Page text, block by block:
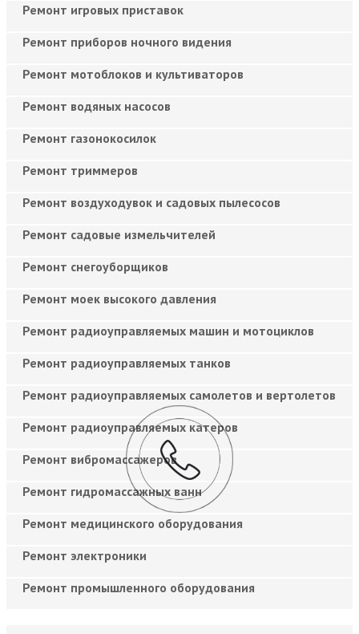
Ремонт игровых приставок
Ремонт приборов ночного видения
Ремонт мотоблоков и культиваторов
Ремонт водяных насосов
Ремонт газонокосилок
Ремонт триммеров
Ремонт воздуходувок и садовых пылесосов
Ремонт садовые измельчителей
Ремонт снегоуборщиков
Ремонт моек высокого давления
Ремонт радиоуправляемых машин и мотоциклов
Ремонт радиоуправляемых танков
Ремонт радиоуправляемых самолетов и вертолетов
Ремонт радиоуправляемых катеров
Ремонт вибромассажеров
Ремонт гидромассажных ванн
Ремонт медицинского оборудования
Ремонт электроники
Ремонт промышленного оборудования